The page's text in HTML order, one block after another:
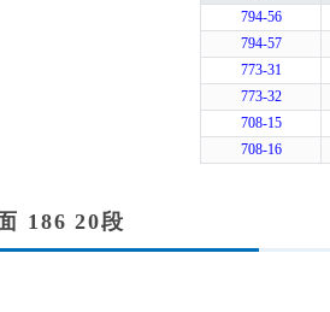
794-56
794-57
773-31
773-32
708-15
708-16
186 20段